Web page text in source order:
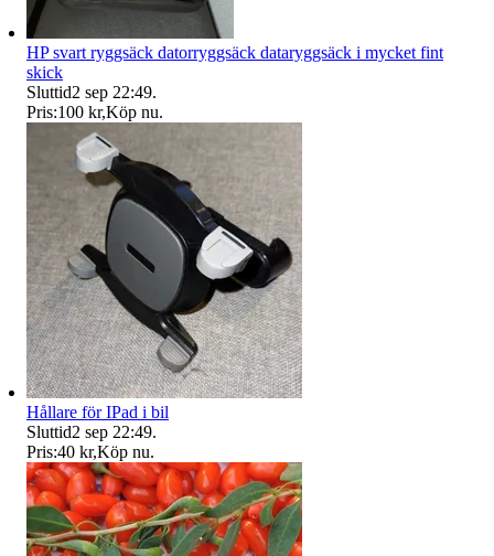
HP svart ryggsäck datorryggsäck dataryggsäck i mycket fint
skick
Sluttid2 sep 22:49.
Pris:100 kr,Köp nu.
Hållare för IPad i bil
Sluttid2 sep 22:49.
Pris:40 kr,Köp nu.